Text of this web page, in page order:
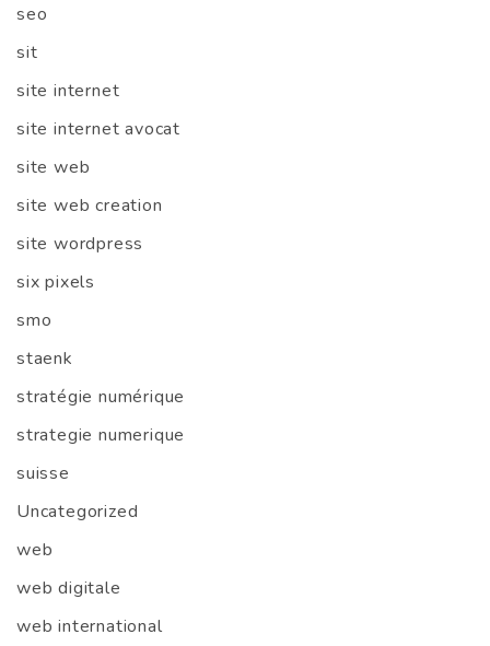
seo
sit
site internet
site internet avocat
site web
site web creation
site wordpress
six pixels
smo
staenk
stratégie numérique
strategie numerique
suisse
Uncategorized
web
web digitale
web international